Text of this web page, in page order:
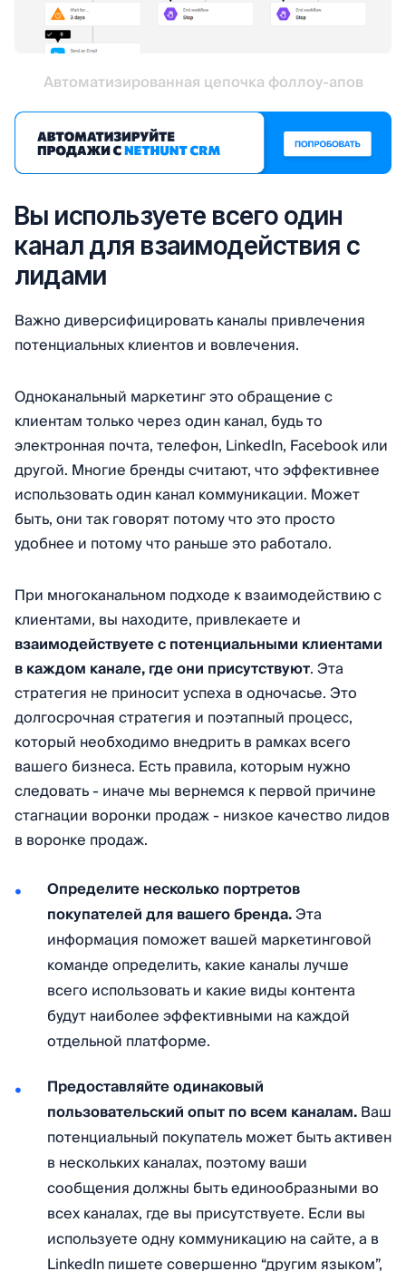
Автоматизированная цепочка фоллоу-апов
Вы используете всего один
канал для взаимодействия с
лидами
Важно диверсифицировать каналы привлечения
потенциальных клиентов и вовлечения.
Одноканальный маркетинг это обращение с
клиентам только через один канал, будь то
электронная почта, телефон, LinkedIn, Facebook или
другой. Многие бренды считают, что эффективнее
использовать один канал коммуникации. Может
быть, они так говорят потому что это просто
удобнее и потому что раньше это работало.
При многоканальном подходе к взаимодействию с
клиентами, вы находите, привлекаете и
взаимодействуете с потенциальными клиентами
в каждом канале, где они присутствуют. Эта
стратегия не приносит успеха в одночасье. Это
долгосрочная стратегия и поэтапный процесс,
который необходимо внедрить в рамках всего
вашего бизнеса. Есть правила, которым нужно
следовать - иначе мы вернемся к первой причине
стагнации воронки продаж - низкое качество лидов
в воронке продаж.
Определите несколько портретов
покупателей для вашего бренда.Эта
информация поможет вашей маркетинговой
команде определить, какие каналы лучше
всего использовать и какие виды контента
будут наиболее эффективными на каждой
отдельной платформе.
Предоставляйте одинаковый
пользовательский опыт по всем каналам.Ваш
потенциальный покупатель может быть активен
в нескольких каналах, поэтому ваши
сообщения должны быть единообразными во
всех каналах, где вы присутствуете. Если вы
используете одну коммуникацию на сайте, а в
LinkedIn пишете совершенно “другим языком”,